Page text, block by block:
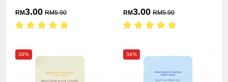
RM3.00 RM5.90 RM3.00 RM5.90
34% 34%